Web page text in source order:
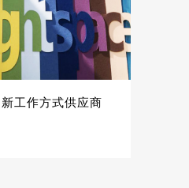
工作方式供应商